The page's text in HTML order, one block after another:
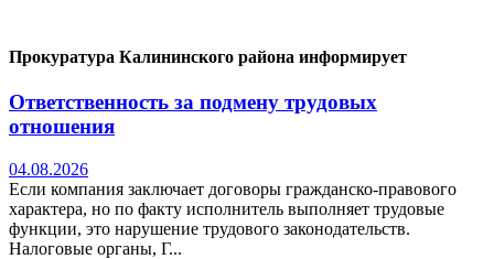
Прокуратура Калининского района информирует
Ответственность за подмену трудовых
отношения
04.08.2026
Если компания заключает договоры гражданско-правового
характера, но по факту исполнитель выполняет трудовые
функции, это нарушение трудового законодательств.
Налоговые органы, Г...